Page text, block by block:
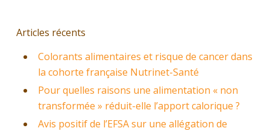
Articles récents
Colorants alimentaires et risque de cancer dans
la cohorte française Nutrinet-Santé
Pour quelles raisons une alimentation « non
transformée » réduit-elle l’apport calorique ?
Avis positif de l’EFSA sur une allégation de